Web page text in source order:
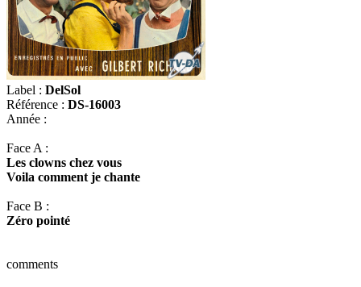
Label : DelSol
Référence : DS-16003
Année :
Face A :
Les clowns chez vous
Voila comment je chante
Face B :
Zéro pointé
comments